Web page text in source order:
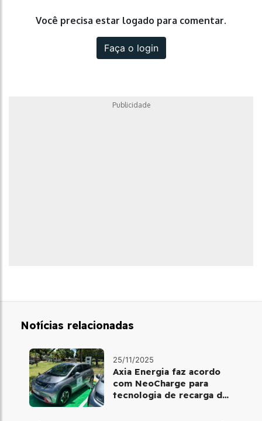
Você precisa estar logado para comentar.
Faça o login
Publicidade
Notícias relacionadas
25/11/2025
Axia Energia faz acordo
com NeoCharge para
tecnologia de recarga de